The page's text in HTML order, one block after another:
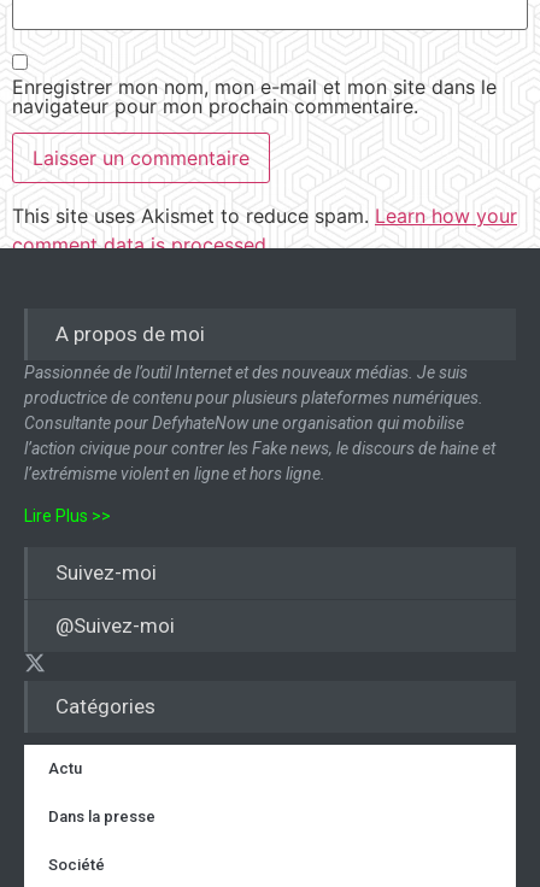
Enregistrer mon nom, mon e-mail et mon site dans le
navigateur pour mon prochain commentaire.
This site uses Akismet to reduce spam. Learn how your
comment data is processed.
Catégories
Actu
Dans la presse
Société
A propos de moi
Passionnée de l’outil Internet et des nouveaux médias. Je suis
productrice de contenu pour plusieurs plateformes numériques.
Consultante pour DefyhateNow une organisation qui mobilise
l’action civique pour contrer les Fake news, le discours de haine et
l’extrémisme violent en ligne et hors ligne.
Lire Plus >>
Suivez-moi
@Suivez-moi